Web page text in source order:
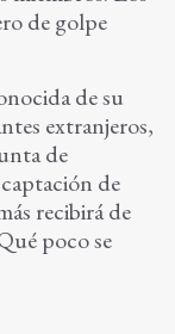
de golpe
de su
extranjeros,
de
de
recibirá de
poco se